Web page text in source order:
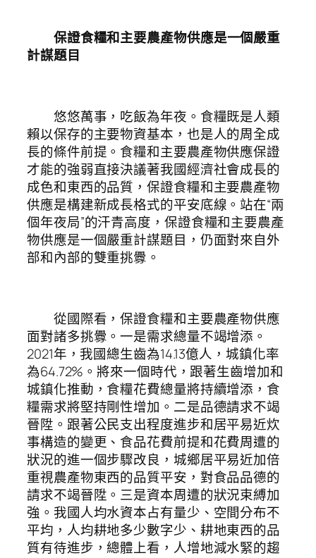
保證食糧和主要農產物供應是一個嚴重
計謀題目
悠悠萬事，吃飯為年夜。食糧既是人類
賴以保存的主要物資基本，也是人的周全成
長的條件前提。食糧和主要農產物供應保證
才能的強弱直接決議著我國經濟社會成長的
成色和東西的品質，保證食糧和主要農產物
供應是構建新成長格式的平安底線。站在“兩
個年夜局”的汗青高度，保證食糧和主要農產
物供應是一個嚴重計謀題目，仍面對來自外
部和內部的雙重挑釁。
從國際看，保證食糧和主要農產物供應
面對諸多挑釁。一是需求總量不竭增添。
2021年，我國總生齒為14.13億人，城鎮化率
為64.72%。將來一個時代，跟著生齒增加和
城鎮化推動，食糧花費總量將持續增添，食
糧需求將堅持剛性增加。二是品德請求不竭
晉陞。跟著公民支出程度進步和居平易近炊
事構造的變更、食品花費前提和花費周遭的
狀況的進一個步驟改良，城鄉居平易近加倍
重視農產物東西的品質平安，對食品品德的
請求不竭晉陞。三是資本周遭的狀況束縛加
強。我國人均水資本占有量少、空間分布不
平均，人均耕地多少數字少、耕地東西的品
質有待進步，總體上看，人增地減水緊的趨